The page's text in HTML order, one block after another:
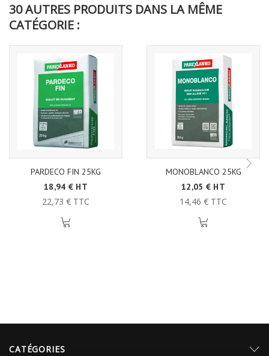
30 AUTRES PRODUITS DANS LA MÊME
CATÉGORIE :
PARDECO FIN 25KG
18,94 € HT
22,73 € TTC
MONOBLANCO 25KG
12,05 € HT
14,46 € TTC
CATÉGORIES